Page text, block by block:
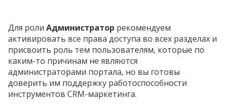
Для роли Администратор рекомендуем
активировать все права доступа во всех разделах и
присвоить роль тем пользователям, которые по
каким-то причинам не являются
администраторами портала, но вы готовы
доверить им поддержку работоспособности
инструментов CRM-маркетинга.